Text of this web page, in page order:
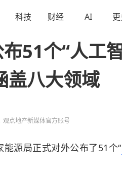
科技 财经 AI
51个“人工
盖八大领域
观点地产新媒体官方账号
能源局正式对外公布了51个“